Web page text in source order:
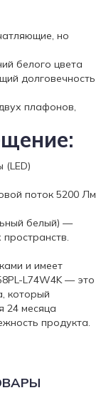
но
белого цвета
долговечность
плафонов,
(LED)
поток 5200 Лм
белый) —
и имеет
L74W4K — это
который
24 месяца
продукта.